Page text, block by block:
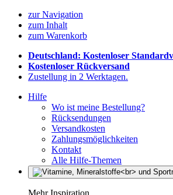
zur Navigation
zum Inhalt
zum Warenkorb
Deutschland: Kostenloser
Kostenloser Rückversand
Zustellung in 2 Werktagen.
Hilfe
Wo ist meine Bestellung?
Rücksendungen
Versandkosten
Zahlungsmöglichkeiten
Kontakt
Alle Hilfe-Themen
Mehr Inspiration